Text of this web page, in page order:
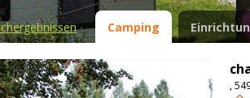
Camping
,